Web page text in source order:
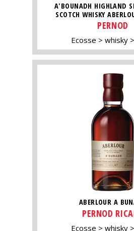
A'BOUNADH HIGHLAND
SCOTCH WHISKY
PERNOD
Ecosse whisky
ABERLOUR A
PERNOD
Ecosse whisky